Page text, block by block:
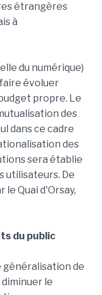
étrangères
à
du numérique)
évoluer
propre. Le
des
dans ce cadre
des
sera établie
utilisateurs. De
Quai d'Orsay,
du public
généralisation de
le